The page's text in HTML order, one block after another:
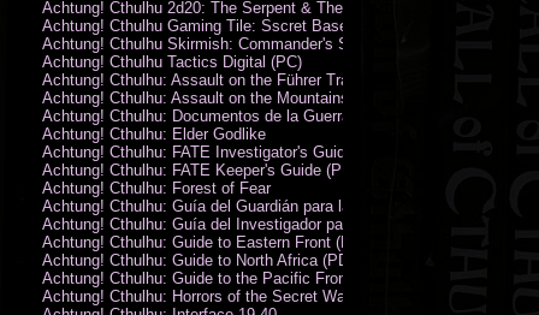
Achtung! Cthulhu 2d20: The Serpent & The Sands
Achtung! Cthulhu Gaming Tile: Sscret Base & Icy Ruins
Achtung! Cthulhu Skirmish: Commander's Set
Achtung! Cthulhu Tactics Digital (PC)
Achtung! Cthulhu: Assault on the Führer Train
Achtung! Cthulhu: Assault on the Mountains of Madness
Achtung! Cthulhu: Documentos de la Guerra Secreta
Achtung! Cthulhu: Elder Godlike
Achtung! Cthulhu: FATE Investigator's Guide (PDF)
Achtung! Cthulhu: FATE Keeper's Guide (PDF)
Achtung! Cthulhu: Forest of Fear
Achtung! Cthulhu: Guía del Guardián para la Guerra Secreta
Achtung! Cthulhu: Guía del Investigador para la Guerra Secreta
Achtung! Cthulhu: Guide to Eastern Front (PDF)
Achtung! Cthulhu: Guide to North Africa (PDF)
Achtung! Cthulhu: Guide to the Pacific Front
Achtung! Cthulhu: Horrors of the Secret War